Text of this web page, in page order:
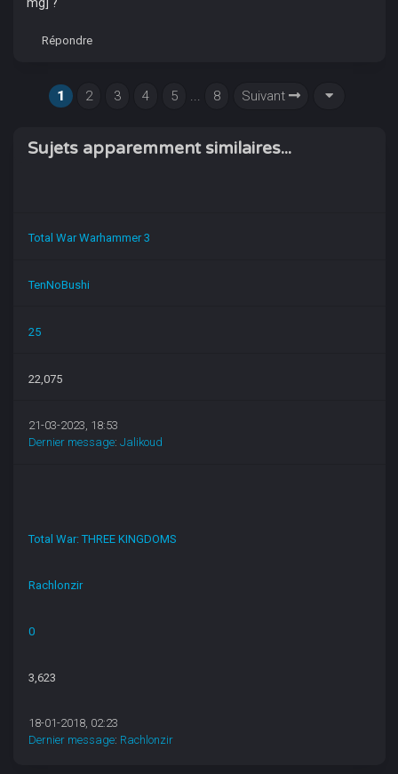
Répondre
1 2 3 4 5 ... 8 Suivant
Sujets apparemment similaires...
Total War Warhammer 3
TenNoBushi
25
22,075
21-03-2023, 18:53
Dernier message:Jalikoud
Total War: THREE KINGDOMS
Rachlonzir
0
3,623
18-01-2018, 02:23
Dernier message: Rachlonzir